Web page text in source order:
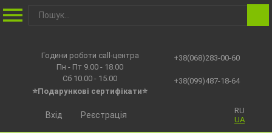
Години роботи call-центра
Пн - Пт 9.00 - 18.00
Сб 10.00 - 15.00
⭐Подарункові сертифікати⭐
+38(068)283-00-60
+38(099)487-18-64
RU
UA
Вхід Реєстрація